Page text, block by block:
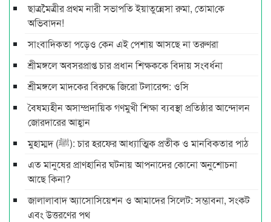
ছাত্রমৈত্রীর প্রথম নারী সভাপ‌তি ইয়াতুন্নেসা রুমা, তোমা‌কে
অ‌ভিবাদন!
সাংবাদিকতা পড়েও কেন এই পেশায় আসছে না তরুণরা
শ্রীমঙ্গলে অবসরপ্রাপ্ত চার প্রধান শিক্ষককে বিদায় সংবর্ধনা
শ্রীমঙ্গলে মাদকের বিরুদ্ধে জিরো টলারেন্স: ওসি
বৈষম্যহীন অসাম্প্রদায়িক গণমুখী শিক্ষা ব্যবস্থা প্রতিষ্ঠার আন্দোলন
জোরদারের আহ্বান
মুহাম্মদ (ﷺ): চার হরফের আধ্যাত্মিক প্রতীক ও মানবিকতার পাঠ
এত মানুষের প্রাণহানির ঘটনায় আপনাদের কোনো অনুশোচনা
আছে কিনা?
জালালাবাদ অ্যাসোসিয়েশন ও আমাদের সিলেট: সম্ভাবনা, সংকট
এবং উত্তরণের পথ